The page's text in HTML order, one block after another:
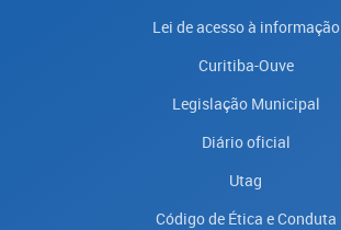
Lei de acesso à informação
Curitiba-Ouve
Legislação Municipal
Diário oficial
Utag
Código de Ética e Conduta